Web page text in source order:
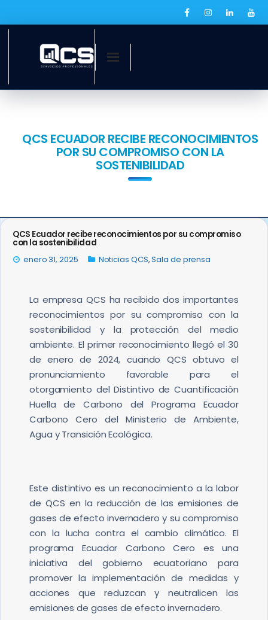
Servicios
Prensa
QCS ECUADOR RECIBE RECONOCIMIENTOS
POR SU COMPROMISO CON LA
SOSTENIBILIDAD
QCS Ecuador recibe reconocimientos por su compromiso
con la sostenibilidad
enero 31, 2025
Noticias QCS,Sala de prensa
La empresa QCS ha recibido dos importantes
reconocimientos por su compromiso con la
sostenibilidad y la protección del medio
ambiente. El primer reconocimiento llegó el 30
de enero de 2024, cuando QCS obtuvo el
pronunciamiento favorable para el
otorgamiento del Distintivo de Cuantificación
Huella de Carbono del Programa Ecuador
Carbono Cero del Ministerio de Ambiente,
Agua y Transición Ecológica.
Este distintivo es un reconocimiento a la labor
de QCS en la reducción de las emisiones de
gases de efecto invernadero y su compromiso
con la lucha contra el cambio climático. El
programa Ecuador Carbono Cero es una
iniciativa del gobierno ecuatoriano para
promover la implementación de medidas y
acciones que reduzcan y neutralicen las
emisiones de gases de efecto invernadero.